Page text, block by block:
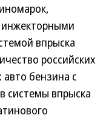
впрыска
российских
бензина с
системы впрыска